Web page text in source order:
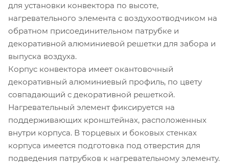
для установки конвектора по высоте,
нагревательного элемента с воздухоотводчиком на
обратном присоединительном патрубке и
декоративной алюминиевой решетки для забора и
выпуска воздуха.
Корпус конвектора имеет окантовочный
декоративный алюминиевый профиль, по цвету
совпадающий с декоративной решеткой.
Нагревательный элемент фиксируется на
поддерживающих кронштейнах, расположенных
внутри корпуса. В торцевых и боковых стенках
корпуса имеется подготовка под отверстия для
подведения патрубков к нагревательному элементу.